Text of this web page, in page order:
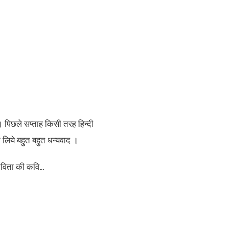
सप्ताह किसी तरह हिन्दी
बहुत बहुत धन्यवाद ।
की कवि...